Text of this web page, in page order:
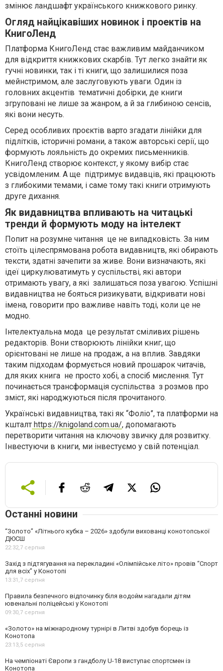
змінює ландшафт українського книжкового ринку.
Огляд найцікавіших новинок і проектів на
КнигоЛенд
Платформа КнигоЛенд стає важливим майданчиком
для відкриття книжкових скарбів. Тут легко знайти як
гучні новинки, так і ті книги, що залишилися поза
мейнстримом, але заслуговують уваги. Один із
головних акцентів тематичні добірки, де книги
згруповані не лише за жанром, а й за глибиною сенсів,
які вони несуть.
Серед особливих проєктів варто згадати лінійки для
підлітків, історичні романи, а також авторські серії, що
формують лояльність до окремих письменників.
КнигоЛенд створює контекст, у якому вибір стає
усвідомленим. А ще підтримує видавців, які працюють
з глибокими темами, і саме тому такі книги отримують
друге дихання.
Як видавництва впливають на читацькі
тренди й формують моду на інтелект
Попит на розумне читання це не випадковість. За ним
стоїть цілеспрямована робота видавництв, які обирають
тексти, здатні зачепити за живе. Вони визначають, які
ідеї циркулюватимуть у суспільстві, які автори
отримають увагу, а які залишаться поза увагою. Успішні
видавництва не бояться ризикувати, відкривати нові
імена, говорити про важливе навіть тоді, коли це не
модно.
Інтелектуальна мода це результат сміливих рішень
редакторів. Вони створюють лінійки книг, що
орієнтовані не лише на продаж, а на вплив. Завдяки
таким підходам формується новий прошарок читачів,
для яких книга не просто хобі, а спосіб мислення. Тут
починається трансформація суспільства з розмов про
зміст, які народжуються після прочитаного.
Українські видавництва, такі як “Фоліо”, та платформи на
кшталт https://knigoland.com.ua/, допомагають
перетворити читання на ключову звичку для розвитку.
Інвестуючи в книги, ми інвестуємо у свій потенціал.
Останні новини
“Золото” «Літнього кубка – 2026» здобули вихованці конотопської
ДЮСШ
22:32,7 серпня
Захід з підтягування на перекладині «Олімпійське літо» провів “Спорт
для всіх” у Конотопі
13:31,7 серпня
Правила безпечного відпочинку біля водойм нагадали дітям
ювенальні поліцейські у Конотопі
09:30,7 серпня
«Золото» на міжнародному турнірі в Литві здобув борець із
Конотопа
23:13,5 серпня
На чемпіонаті Європи з гандболу U-18 виступає спортсмен із
Конотопа